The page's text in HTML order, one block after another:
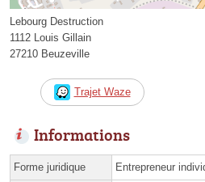
Lebourg Destruction
1112 Louis Gillain
27210 Beuzeville
Trajet Waze
Informations
Forme juridique Entrepreneur